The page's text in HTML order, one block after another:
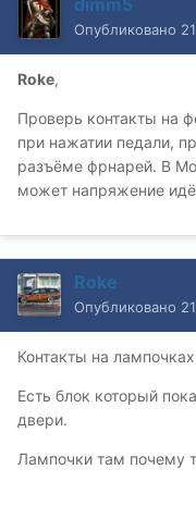
dimm5
Опубликовано
Roke,
Проверь контакты на
при нажатии педали,
разъёме фрнарей. В
может напряжение
Roke
Опубликовано
Контакты на
Есть блок который
двери.
Лампочки там почему